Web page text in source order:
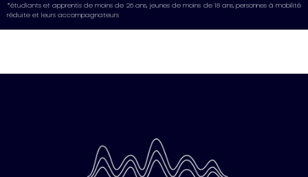
*étudiants et apprentis de moins de 26 ans, jeunes de moins de 18 ans, personnes à mobilité
réduite et leurs accompagnateurs